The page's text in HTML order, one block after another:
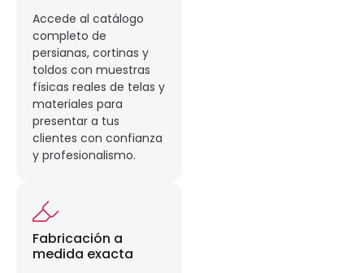
Accede al catálogo
completo de
persianas, cortinas y
toldos con muestras
físicas reales de telas y
materiales para
presentar a tus
clientes con confianza
y profesionalismo.
Fabricación a
medida exacta